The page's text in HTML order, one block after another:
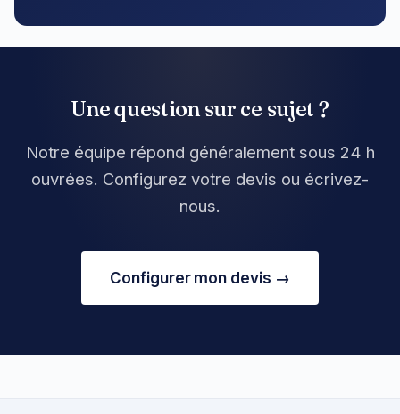
Une question sur ce sujet ?
Notre équipe répond généralement sous 24 h
ouvrées. Configurez votre devis ou écrivez-
nous.
Configurer mon devis →